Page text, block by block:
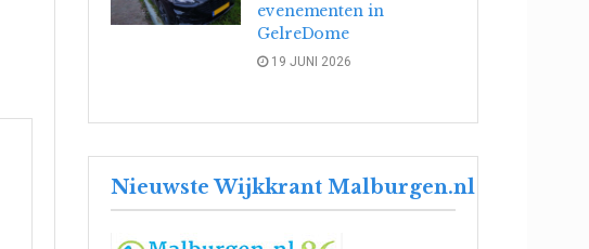
evenementen in
GelreDome
19 JUNI 2026
Nieuwste Wijkkrant Malburgen.nl